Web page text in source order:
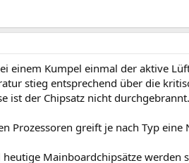
einem Kumpel einmal der aktive
stieg entsprechend über die
ist der Chipsatz nicht durchgebrannt.
Prozessoren greift je nach Typ
heutige Mainboardchipsätze werden